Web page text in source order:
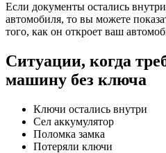
Если документы остались
автомобиля, то вы можете
того, как он откроет ваш
Ситуации, когда
машину без ключа
Ключи остались внутри
Сел аккумулятор
Поломка замка
Потеряли ключи